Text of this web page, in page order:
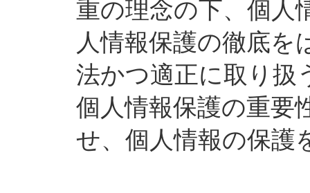
重の理念の下、個人
人情報保護の徹底を
法かつ適正に取り扱
個人情報保護の重要
せ、個人情報の保護